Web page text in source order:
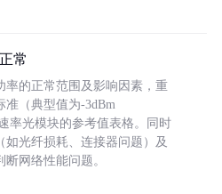
常
率的正常范围及影响因素，重
准（典型值为-3dBm
率光模块的参考值表格。同时
光纤损耗、连接器问题）及
网络性能问题。